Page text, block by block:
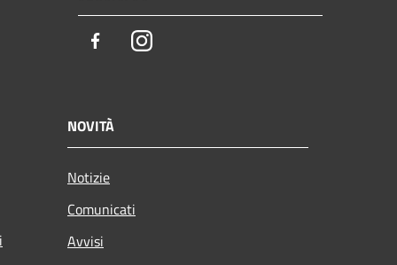
FacebookInstagram
NOVITÀ
Notizie
Comunicati
Avvisi